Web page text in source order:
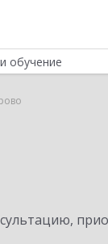
обучение